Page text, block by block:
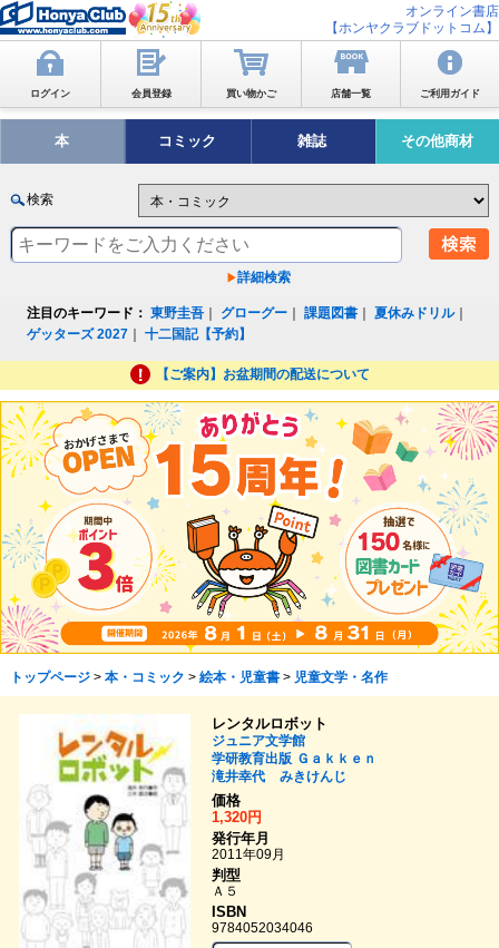
オンライン書店
【ホンヤクラブドットコム】
ログイン 会員登録 買い物かご 店舗一覧 ご利用ガイド
本 コミック 雑誌 その他商材
検索
詳細検索
注目のキーワード： 東野圭吾 グローグー ｜課題図書 ｜夏休みドリル｜
ゲッターズ 2027 ｜十二国記【予約】
【ご案内】お盆期間の配送について
トップページ> 本・コミック > 絵本・児童書> 児童文学・名作
レンタルロボット
ジュニア文学館
学研教育出版 Ｇａｋｋｅｎ
滝井幸代
みきけんじ
価格
1,320円
発行年月
2011年09月
判型
Ａ５
ISBN
9784052034046